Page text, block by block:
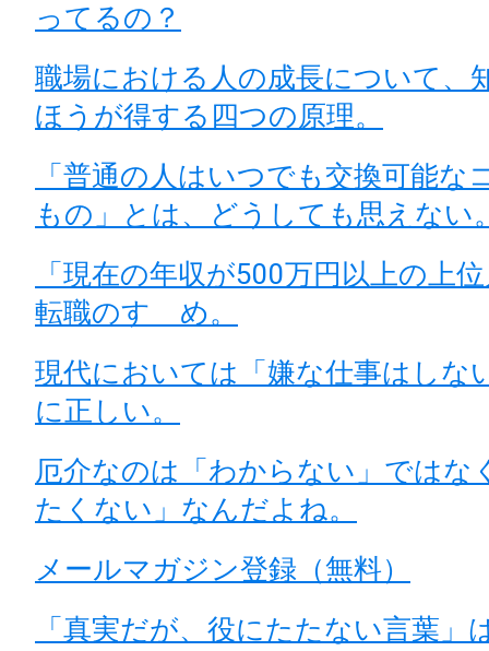
ってるの？
職場における人の成長について、
ほうが得する四つの原理。
「普通の人はいつでも交換可能な
もの」とは、どうしても思えない
「現在の年収が500万円以上の上
転職のすゝめ。
現代においては「嫌な仕事はしな
に正しい。
厄介なのは「わからない」ではな
たくない」なんだよね。
メールマガジン登録（無料）
「真実だが、役にたたない言葉」